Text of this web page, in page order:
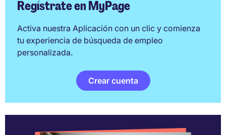
Regístrate en MyPage
Activa nuestra Aplicación con un clic y comienza
tu experiencia de búsqueda de empleo
personalizada.
Crear cuenta